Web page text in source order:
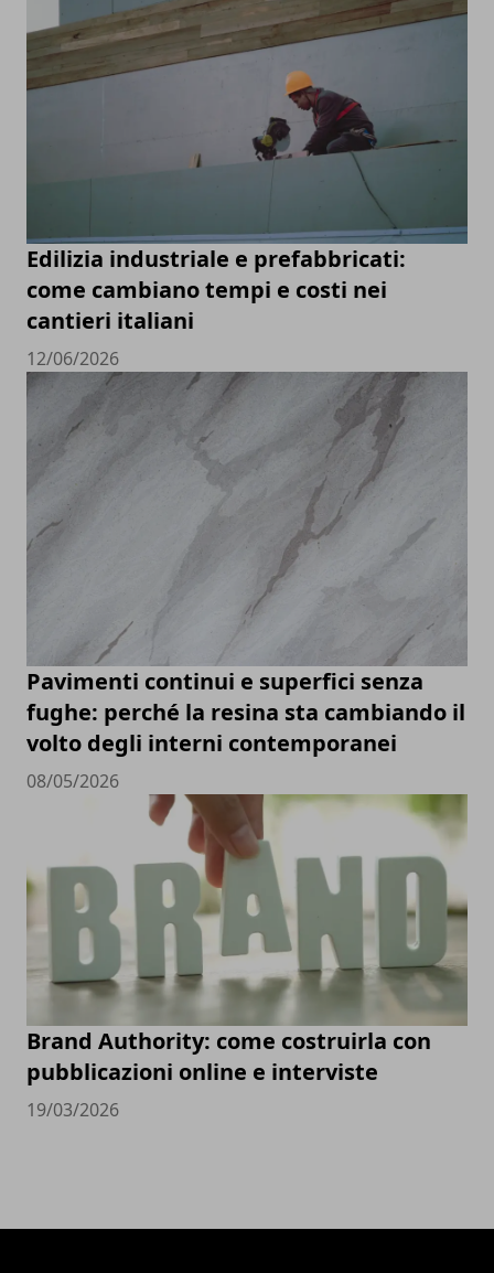
Edilizia industriale e prefabbricati:
come cambiano tempi e costi nei
cantieri italiani
12/06/2026
Pavimenti continui e superfici senza
fughe: perché la resina sta cambiando il
volto degli interni contemporanei
08/05/2026
Brand Authority: come costruirla con
pubblicazioni online e interviste
19/03/2026